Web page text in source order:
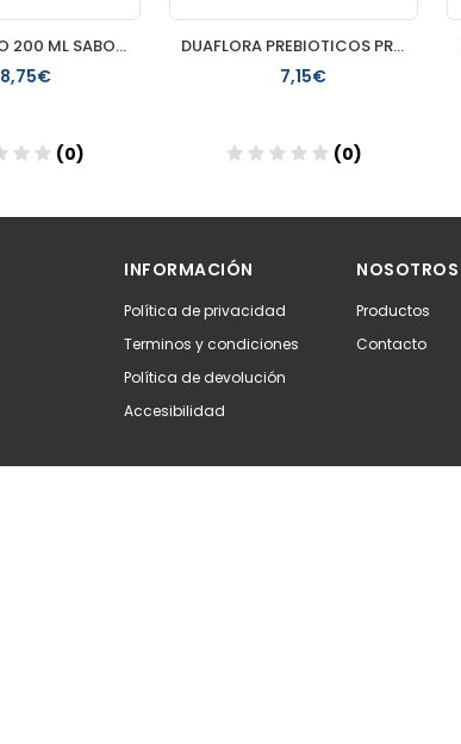
BIORALSUERO 200 ML SABOR FRUTAS 3 TETRABIK
8,75€
(0)
DUAFLORA PREBIOTICOS PROBIOTICOS 30 CAPSULAS
7,15€
(0)
INFORMACIÓN
Política de privacidad
Terminos y condiciones
Política de devolución
Accesibilidad
NOSOTROS
Productos
Contacto